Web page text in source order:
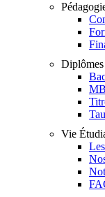
Diplômes
Vie